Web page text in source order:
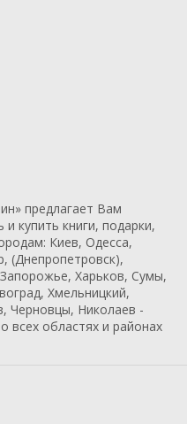
предлагает Вам
купить книги, подарки,
Киев, Одесса,
(Днепропетровск),
Харьков, Сумы,
Хмельницкий,
Черновцы, Николаев -
всех областях и районах